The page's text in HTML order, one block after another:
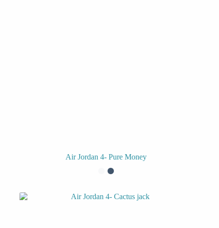
Air Jordan 4- Pure Money